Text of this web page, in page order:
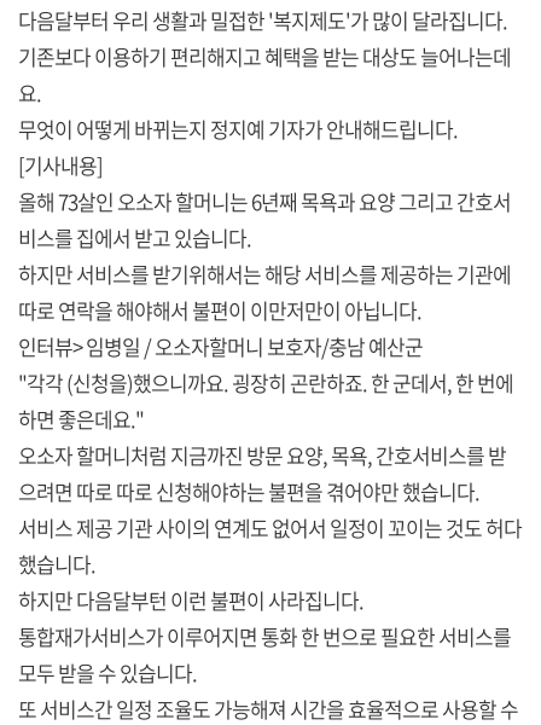
다음달부터 우리 생활과 밀접한 '복지제도'가 많이 달라집니다.
기존보다 이용하기 편리해지고 혜택을 받는 대상도 늘어나는데
요.
무엇이 어떻게 바뀌는지 정지예 기자가 안내해드립니다.
[기사내용]
올해 73살인 오소자 할머니는 6년째 목욕과 요양 그리고 간호서
비스를 집에서 받고 있습니다.
하지만 서비스를 받기위해서는 해당 서비스를 제공하는 기관에
따로 연락을 해야해서 불편이 이만저만이 아닙니다.
인터뷰> 임병일 / 오소자할머니 보호자/충남 예산군
"각각 (신청을)했으니까요. 굉장히 곤란하죠. 한 군데서, 한 번에
하면 좋은데요."
오소자 할머니처럼 지금까진 방문 요양, 목욕, 간호서비스를 받
으려면 따로 따로 신청해야하는 불편을 겪어야만 했습니다.
서비스 제공 기관 사이의 연계도 없어서 일정이 꼬이는 것도 허다
했습니다.
하지만 다음달부턴 이런 불편이 사라집니다.
통합재가서비스가 이루어지면 통화 한 번으로 필요한 서비스를
모두 받을 수 있습니다.
또 서비스간 일정 조율도 가능해져 시간을 효율적으로 사용할 수